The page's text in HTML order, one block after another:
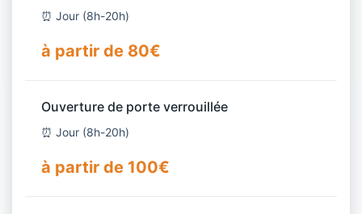
⏰ Jour (8h-20h)
à partir de 80€
Ouverture de porte verrouillée
⏰ Jour (8h-20h)
à partir de 100€